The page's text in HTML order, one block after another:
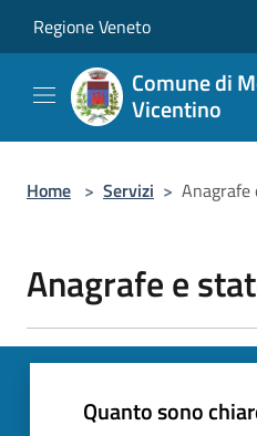
Regione Veneto
Comune di
Vicentino
Home > Servizi >
Anagrafe e
Quanto sono